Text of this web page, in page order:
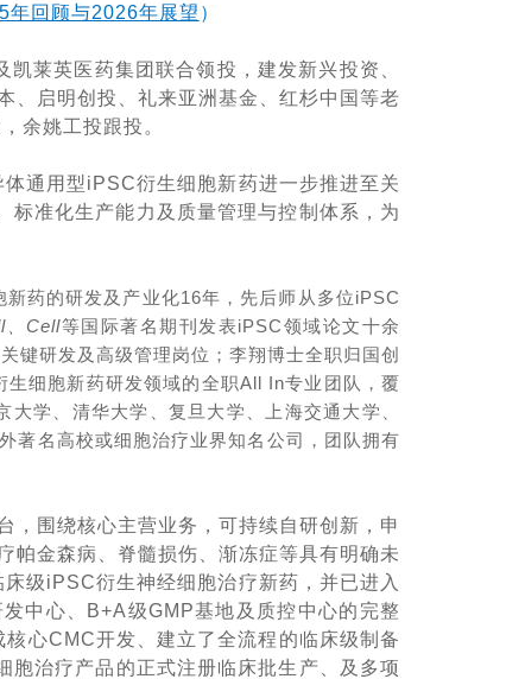
年回顾与2026年展望 ）
莱英医药集团联合领投，建发新兴投资、
、启明创投、礼来亚洲基金、红杉中国等老
余姚工投跟投。
体通用型iPSC衍生细胞新药进一步推进至关
标准化生产能力及质量管理与控制体系，为
药的研发及产业化16年，先后师从多位iPSC
、Cell等国际著名期刊发表iPSC领域论文十余
键研发及高级管理岗位；李翔博士全职归国创
细胞新药研发领域的全职All In专业团队，覆
学、清华大学、复旦大学、上海交通大学、
著名高校或细胞治疗业界知名公司，团队拥有
，围绕核心主营业务，可持续自研创新，申
帕金森病、脊髓损伤、渐冻症等具有明确未
级iPSC衍生神经细胞治疗新药，并已进入
中心、B+A级GMP基地及质控中心的完整
心CMC开发、建立了全流程的临床级制备
治疗产品的正式注册临床批生产、及多项